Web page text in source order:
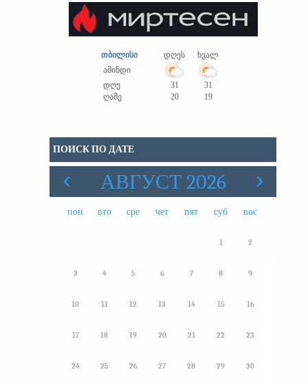
თბილისი დღეს
ხვალ
ამინდი
დღე
31
31
ღამე
20 19
ПОИСК ПО ДАТЕ
АВГУСТ 2026
пон вто сре чет пят суб вос
1 2
3 4 5 6 7 8 9
10 11 12 13 14 15 16
17 18 19 20 21 22 23
24 25 26 27 28 29 30